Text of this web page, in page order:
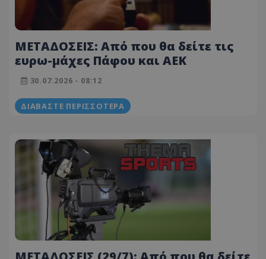
ΜΕΤΑΔΟΣΕΙΣ: Από που θα δείτε τις
ευρω-μάχες Πάφου και ΑΕΚ
30.07.2026 - 08:12
ΔΙΑΒΆΣΤΕ ΠΕΡΙΣΣΌΤΕΡΑ